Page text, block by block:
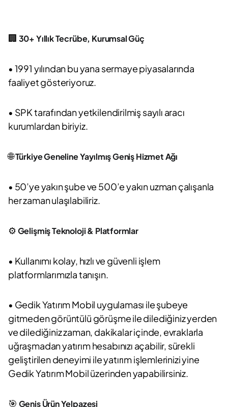
🏢 30+ Yıllık Tecrübe, Kurumsal Güç
• 1991 yılından bu yana sermaye piyasalarında
faaliyet gösteriyoruz.
• SPK tarafından yetkilendirilmiş sayılı aracı
kurumlardan biriyiz.
🌐Türkiye Geneline Yayılmış Geniş Hizmet Ağı
• 50’ye yakın şube ve 500’e yakın uzman çalışanla
her zaman ulaşılabiliriz.
⚙️Gelişmiş Teknoloji & Platformlar
• Kullanımı kolay, hızlı ve güvenli işlem
platformlarımızla tanışın.
• Gedik Yatırım Mobil uygulaması ile şubeye
gitmeden görüntülü görüşme ile dilediğiniz yerden
ve dilediğiniz zaman, dakikalar içinde, evraklarla
uğraşmadan yatırım hesabınızı açabilir, sürekli
geliştirilen deneyimi ile yatırım işlemlerinizi yine
Gedik Yatırım Mobil üzerinden yapabilirsiniz.
🎯 Geniş Ürün Yelpazesi